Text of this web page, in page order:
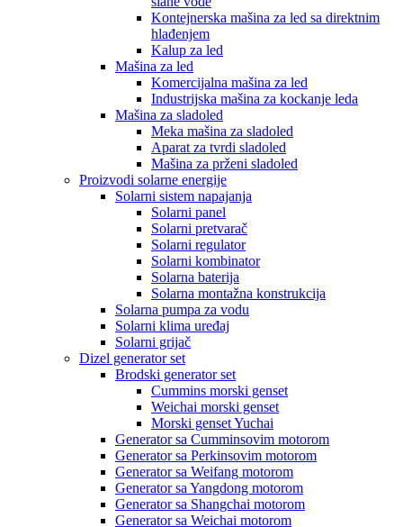
Kontejnerska mašina za led sa direktnim
hlađenjem
Kalup za led
Mašina za led
Komercijalna mašina za led
Industrijska mašina za kockanje leda
Mašina za sladoled
Meka mašina za sladoled
Aparat za tvrdi sladoled
Mašina za prženi sladoled
Proizvodi solarne energije
Solarni sistem napajanja
Solarni panel
Solarni pretvarač
Solarni regulator
Solarni kombinator
Solarna baterija
Solarna montažna konstrukcija
Solarna pumpa za vodu
Solarni klima uređaj
Solarni grijač
Dizel generator set
Brodski generator set
Cummins morski genset
Weichai morski genset
Morski genset Yuchai
Generator sa Cumminsovim motorom
Generator sa Perkinsovim motorom
Generator sa Weifang motorom
Generator sa Yangdong motorom
Generator sa Shangchai motorom
Generator sa Weichai motorom